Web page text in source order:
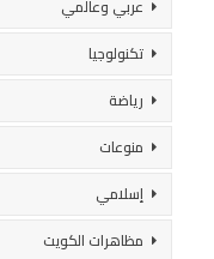
عربي وعالمي
تكنولوجيا
رياضة
منوعات
إسلامي
مظاهرات الكويت